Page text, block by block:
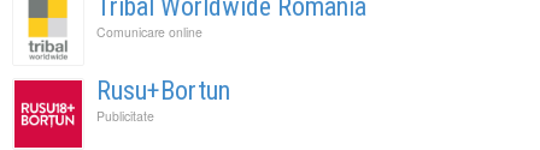
Tribal Worldwide Romania
Comunicare online
Rusu+Bortun
Publicitate